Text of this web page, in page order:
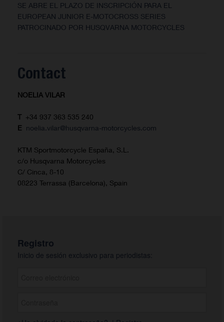
SE ABRE EL PLAZO DE INSCRIPCIÓN PARA EL
EUROPEAN JUNIOR E-MOTOCROSS SERIES
PATROCINADO POR HUSQVARNA MOTORCYCLES
Contact
NOELIA VILAR
T +34 937 363 535 240
E noelia.vilar@husqvarna-motorcycles.com
KTM Sportmotorcycle España, S.L.
c/o Husqvarna Motorcycles
C/ Cinca, 8-10
08223 Terrassa (Barcelona), Spain
Registro
Inicio de sesión exclusivo para periodistas: